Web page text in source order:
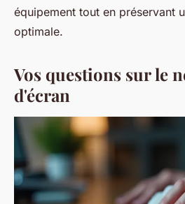
équipement tout en préservant
optimale.
Vos questions sur le
d'écran